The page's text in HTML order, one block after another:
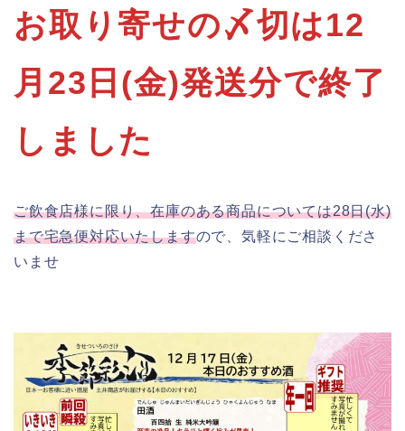
お取り寄せの〆切は12
月23日(金)発送分で終了
しました
ご飲食店様に限り、在庫のある商品については28日(水)
まで宅急便対応いたしますので、気軽にご相談くださ
いませ